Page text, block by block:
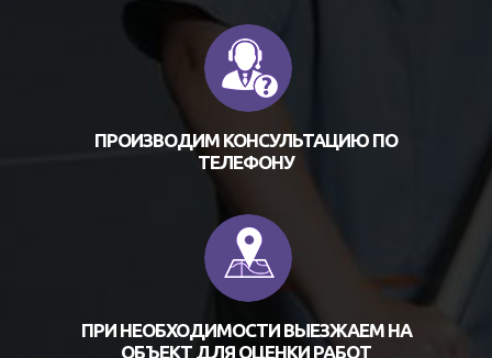
ПРОИЗВОДИМ КОНСУЛЬТАЦИЮ ПО
ТЕЛЕФОНУ
ПРИ НЕОБХОДИМОСТИ ВЫЕЗЖАЕМ НА
ОБЪЕКТ ДЛЯ ОЦЕНКИ РАБОТ